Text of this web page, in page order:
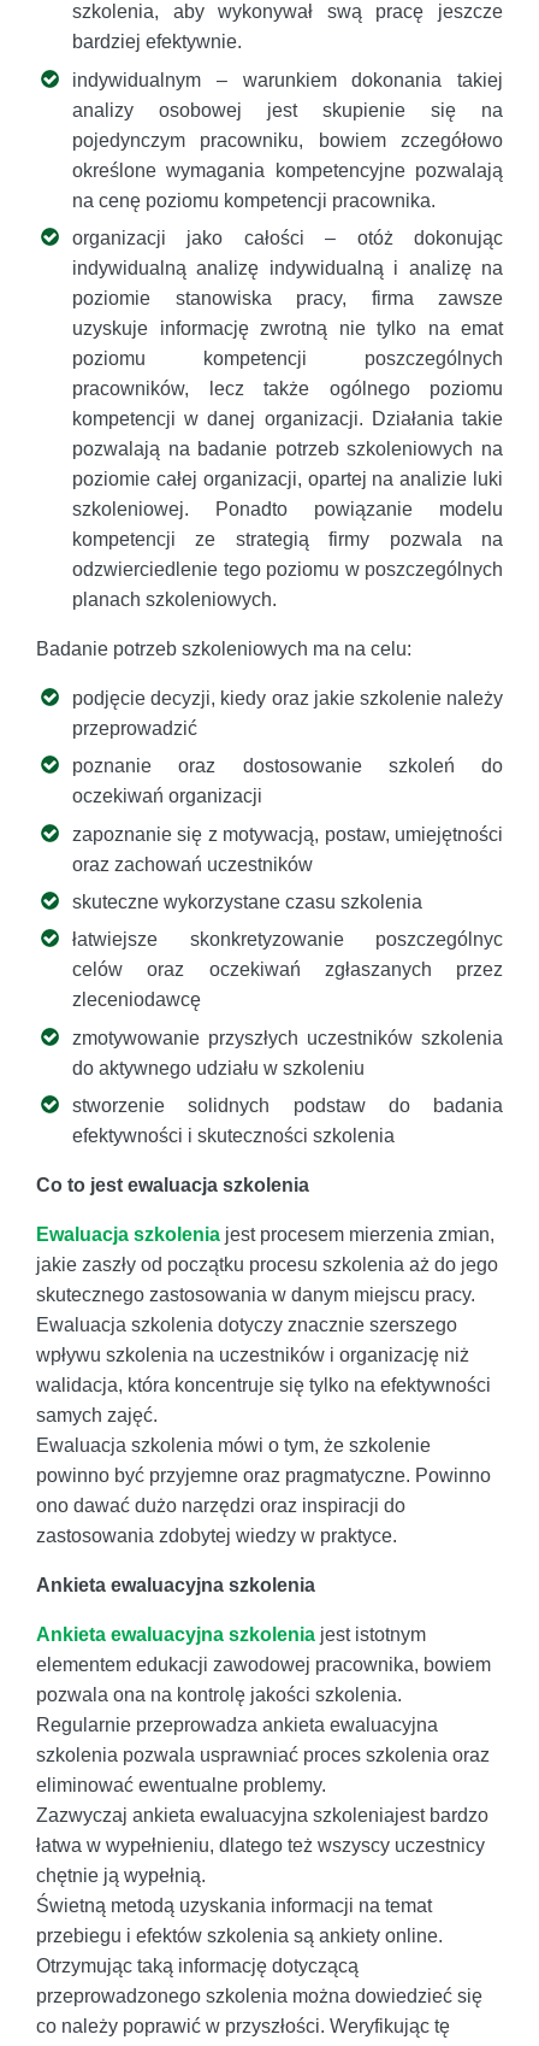
szkolenia, aby wykonywał swą pracę jeszcze
bardziej efektywnie.
indywidualnym – warunkiem dokonania takiej
analizy osobowej jest skupienie się na
pojedynczym pracowniku, bowiem zczegółowo
określone wymagania kompetencyjne pozwalają
na cenę poziomu kompetencji pracownika.
organizacji jako całości – otóż dokonując
indywidualną analizę indywidualną i analizę na
poziomie stanowiska pracy, firma zawsze
uzyskuje informację zwrotną nie tylko na emat
poziomu kompetencji poszczególnych
pracowników, lecz także ogólnego poziomu
kompetencji w danej organizacji. Działania takie
pozwalają na badanie potrzeb szkoleniowych na
poziomie całej organizacji, opartej na analizie luki
szkoleniowej. Ponadto powiązanie modelu
kompetencji ze strategią firmy pozwala na
odzwierciedlenie tego poziomu w poszczególnych
planach szkoleniowych.
Badanie potrzeb szkoleniowych ma na celu:
podjęcie decyzji, kiedy oraz jakie szkolenie należy
przeprowadzić
poznanie oraz dostosowanie szkoleń do
oczekiwań organizacji
zapoznanie się z motywacją, postaw, umiejętności
oraz zachowań uczestników
skuteczne wykorzystane czasu szkolenia
łatwiejsze skonkretyzowanie poszczególnyc
celów oraz oczekiwań zgłaszanych przez
zleceniodawcę
zmotywowanie przyszłych uczestników szkolenia
do aktywnego udziału w szkoleniu
stworzenie solidnych podstaw do badania
efektywności i skuteczności szkolenia
Co to jest ewaluacja szkolenia
Ewaluacja szkolenia jest procesem mierzenia zmian,
jakie zaszły od początku procesu szkolenia aż do jego
skutecznego zastosowania w danym miejscu pracy.
Ewaluacja szkolenia dotyczy znacznie szerszego
wpływu szkolenia na uczestników i organizację niż
walidacja, która koncentruje się tylko na efektywności
samych zajęć.
Ewaluacja szkolenia mówi o tym, że szkolenie
powinno być przyjemne oraz pragmatyczne. Powinno
ono dawać dużo narzędzi oraz inspiracji do
zastosowania zdobytej wiedzy w praktyce.
Ankieta ewaluacyjna szkolenia
Ankieta ewaluacyjna szkolenia jest istotnym
elementem edukacji zawodowej pracownika, bowiem
pozwala ona na kontrolę jakości szkolenia.
Regularnie przeprowadza ankieta ewaluacyjna
szkolenia pozwala usprawniać proces szkolenia oraz
eliminować ewentualne problemy.
Zazwyczaj ankieta ewaluacyjna szkoleniajest bardzo
łatwa w wypełnieniu, dlatego też wszyscy uczestnicy
chętnie ją wypełnią.
Świetną metodą uzyskania informacji na temat
przebiegu i efektów szkolenia są ankiety online.
Otrzymując taką informację dotyczącą
przeprowadzonego szkolenia można dowiedzieć się
co należy poprawić w przyszłości. Weryfikując tę